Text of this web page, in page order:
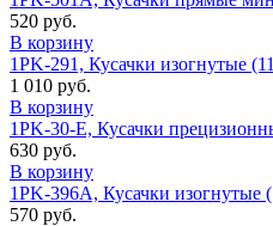
520 руб.
В корзину
1PK-291, Кусачки изогнутые
1 010 руб.
В корзину
1PK-30-E, Кусачки
630 руб.
В корзину
1PK-396A, Кусачки изогнутые
570 руб.